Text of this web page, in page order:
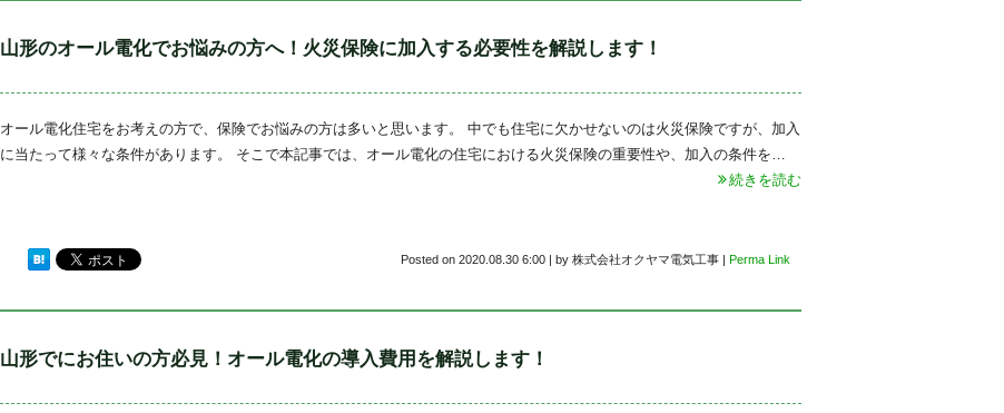
山形のオール電化でお悩みの方へ！火災保険に加入する必要性を解説します！
オール電化住宅をお考えの方で、保険でお悩みの方は多いと思います。 中でも住宅に欠かせないのは火災保険ですが、加入
に当たって様々な条件があります。 そこで本記事では、オール電化の住宅における火災保険の重要性や、加入の条件を…
続きを読む
Posted on 2020.08.30 6:00 | by 株式会社オクヤマ電気工事 | Perma Link
山形でにお住いの方必見！オール電化の導入費用を解説します！